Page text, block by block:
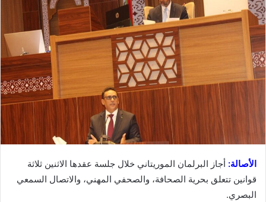
الأصالة: أجاز البرلمان الموريتاني خلال جلسة عقدها الاثنين ثلاثة
قوانين تتعلق بحرية الصحافة، والصحفي المهني، والاتصال السمعي
البصري.